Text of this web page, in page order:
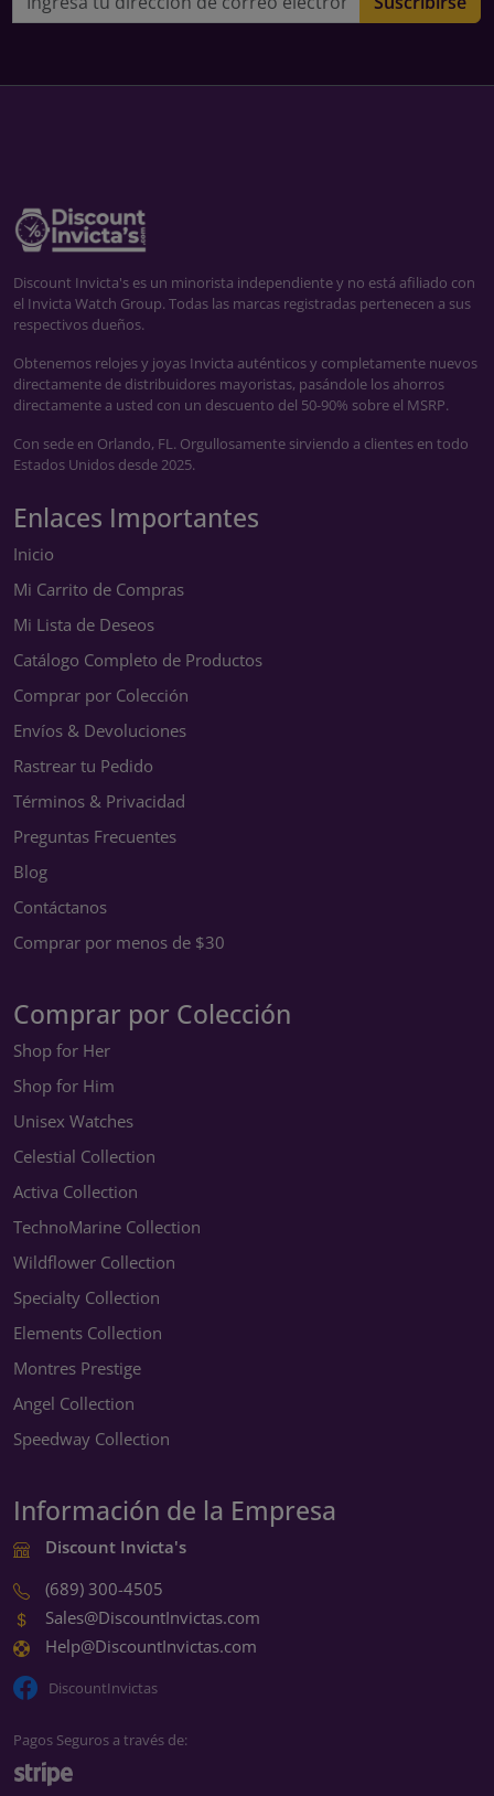
Discount Invicta's es un minorista independiente y no está afiliado con
el Invicta Watch Group. Todas las marcas registradas pertenecen a sus
respectivos dueños.
Obtenemos relojes y joyas Invicta auténticos y completamente nuevos
directamente de distribuidores mayoristas, pasándole los ahorros
directamente a usted con un descuento del 50-90% sobre el MSRP.
Con sede en Orlando, FL. Orgullosamente sirviendo a clientes en todo
Estados Unidos desde 2025.
Enlaces Importantes
Inicio
Mi Carrito de Compras
Mi Lista de Deseos
Catálogo Completo de Productos
Comprar por Colección
Envíos & Devoluciones
Rastrear tu Pedido
Términos & Privacidad
Preguntas Frecuentes
Blog
Contáctanos
Comprar por menos de $30
Comprar por Colección
Shop for Her
Shop for Him
Unisex Watches
Celestial Collection
Activa Collection
TechnoMarine Collection
Wildflower Collection
Specialty Collection
Elements Collection
Montres Prestige
Angel Collection
Speedway Collection
Información de la Empresa
Discount Invicta's
(689) 300-4505
Sales@DiscountInvictas.com
Help@DiscountInvictas.com
DiscountInvictas
Pagos Seguros a través de: